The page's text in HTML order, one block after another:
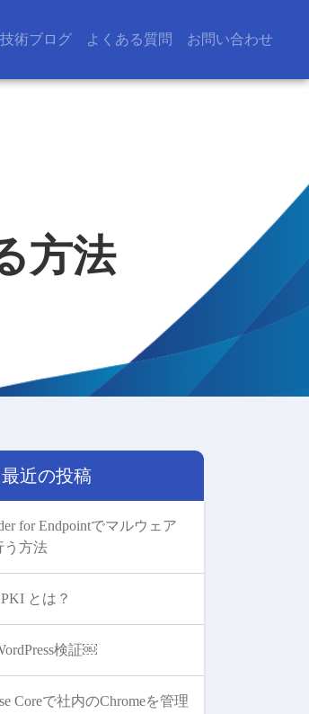
技術ブログ よくある質問 お問い合わせ
方法
最近の投稿
for Endpointでマルウェア
う方法
とは？
検証￼
Coreで社内のChromeを管理